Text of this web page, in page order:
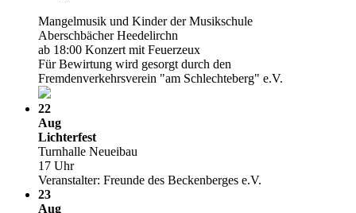
Mangelmusik und Kinder der Musikschule
Aberschbächer Heedelirchn
ab 18:00 Konzert mit Feuerzeux
Für Bewirtung wird gesorgt durch den
Fremdenverkehrsverein "am Schlechteberg" e.V.
22
Aug
Lichterfest
Turnhalle Neueibau
17 Uhr
Veranstalter: Freunde des Beckenberges e.V.
23
Aug